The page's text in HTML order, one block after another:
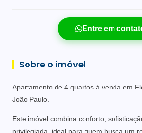
Entre em
Sobre o imóvel
Apartamento de 4 quartos à venda em
João Paulo.
Este imóvel combina conforto,